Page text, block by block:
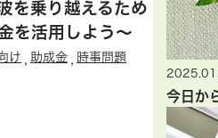
を乗り越えるため
を活用しよう～
け 助成金 時事問題
今日か